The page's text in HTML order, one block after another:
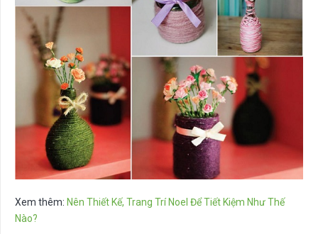
Xem thêm: Nên Thiết Kế, Trang Trí Noel Để Tiết Kiệm Như Thế
Nào?